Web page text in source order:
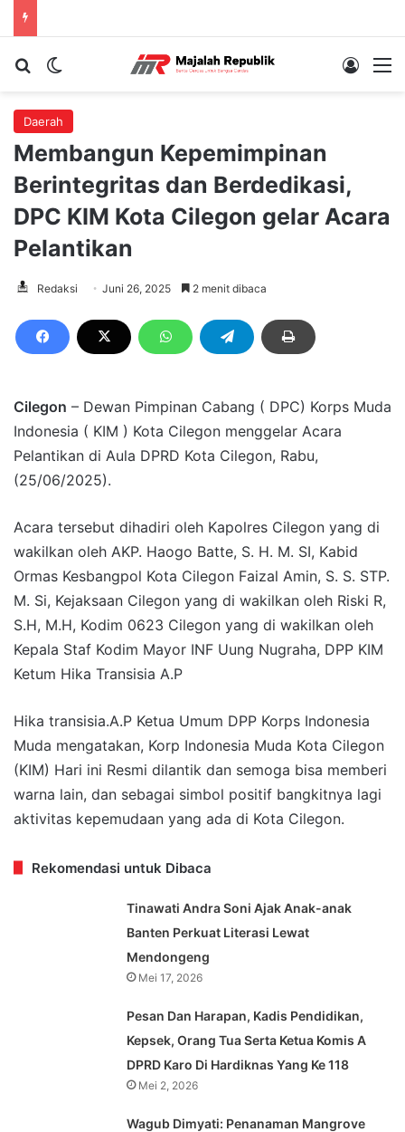
Cari berita...Switch skin Log In
Daerah
Membangun Kepemimpinan
Berintegritas dan Berdedikasi,
DPC KIM Kota Cilegon gelar Acara
Pelantikan
Redaksi Juni 26, 2025 2 menit dibaca
Cilegon – Dewan Pimpinan Cabang ( DPC) Korps Muda
Indonesia ( KIM ) Kota Cilegon menggelar Acara
Pelantikan di Aula DPRD Kota Cilegon, Rabu,
(25/06/2025).
Acara tersebut dihadiri oleh Kapolres Cilegon yang di
wakilkan oleh AKP. Haogo Batte, S. H. M. SI, Kabid
Ormas Kesbangpol Kota Cilegon Faizal Amin, S. S. STP.
M. Si, Kejaksaan Cilegon yang di wakilkan oleh Riski R,
S.H, M.H, Kodim 0623 Cilegon yang di wakilkan oleh
Kepala Staf Kodim Mayor INF Uung Nugraha, DPP KIM
Ketum Hika Transisia A.P
Hika transisia.A.P Ketua Umum DPP Korps Indonesia
Muda mengatakan, Korp Indonesia Muda Kota Cilegon
(KIM) Hari ini Resmi dilantik dan semoga bisa memberi
warna lain, dan sebagai simbol positif bangkitnya lagi
aktivitas kepemudaan yang ada di Kota Cilegon.
Rekomendasi untuk Dibaca
Tinawati Andra Soni Ajak Anak-anak
Banten Perkuat Literasi Lewat
Mendongeng
Mei 17, 2026
Pesan Dan Harapan, Kadis Pendidikan,
Kepsek, Orang Tua Serta Ketua Komis A
DPRD Karo Di Hardiknas Yang Ke 118
Mei 2, 2026
Wagub Dimyati: Penanaman Mangrove